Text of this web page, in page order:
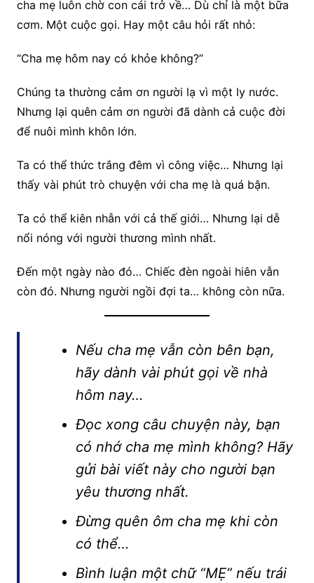
cha mẹ luôn chờ con cái trở về… Dù chỉ là một bữa
cơm. Một cuộc gọi. Hay một câu hỏi rất nhỏ:
“Cha mẹ hôm nay có khỏe không?”
Chúng ta thường cảm ơn người lạ vì một ly nước.
Nhưng lại quên cảm ơn người đã dành cả cuộc đời
để nuôi mình khôn lớn.
Ta có thể thức trắng đêm vì công việc… Nhưng lại
thấy vài phút trò chuyện với cha mẹ là quá bận.
Ta có thể kiên nhẫn với cả thế giới… Nhưng lại dễ
nổi nóng với người thương mình nhất.
Đến một ngày nào đó… Chiếc đèn ngoài hiên vẫn
còn đó. Nhưng người ngồi đợi ta… không còn nữa.
Nếu cha mẹ vẫn còn bên bạn,
hãy dành vài phút gọi về nhà
hôm nay…
Đọc xong câu chuyện này, bạn
có nhớ cha mẹ mình không? Hãy
gửi bài viết này cho người bạn
yêu thương nhất.
Đừng quên ôm cha mẹ khi còn
có thể…
Bình luận một chữ “MẸ” nếu trái